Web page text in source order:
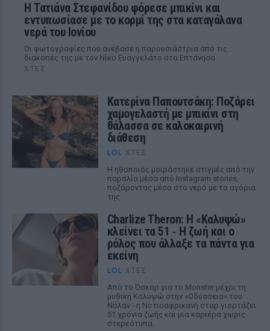
Η Τατιάνα Στεφανίδου φόρεσε μπικίνι και
εντυπωσίασε με το κορμί της στα καταγάλανα
νερά του Ιονίου
Οι φωτογραφίες που ανέβασε η παρουσιάστρια από τις
διακοπές της με τον Νίκο Ευαγγελάτο στα Επτάνησα
ΧΤΕΣ
Κατερίνα Παπουτσάκη: Ποζάρει
χαμογελαστή με μπικίνι στη
θάλασσα σε καλοκαιρινή
διάθεση
LOL ΧΤΕΣ
Η ηθοποιός μοιράστηκε στιγμές από την
παραλία μέσα από Instagram stories,
ποζάροντας μέσα στο νερό με τα αγόρια
της
Charlize Theron: Η «Καλυψώ»
κλείνει τα 51 ‑ H ζωή και ο
ρόλος που άλλαξε τα πάντα για
εκείνη
LOL ΧΤΕΣ
Από το Όσκαρ για το Monster μέχρι τη
μυθική Καλυψώ στην «Οδύσσεια» του
Νόλαν - η Νοτιοαφρικανή σταρ γιορτάζει
51 χρόνια ζωής και μια καριέρα χωρίς
στερεότυπα.